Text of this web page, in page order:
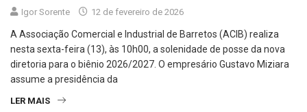
Igor Sorente 12 de fevereiro de 2026
A Associação Comercial e Industrial de Barretos (ACIB) realiza
nesta sexta-feira (13), às 10h00, a solenidade de posse da nova
diretoria para o biênio 2026/2027. O empresário Gustavo Miziara
assume a presidência da
LER MAIS